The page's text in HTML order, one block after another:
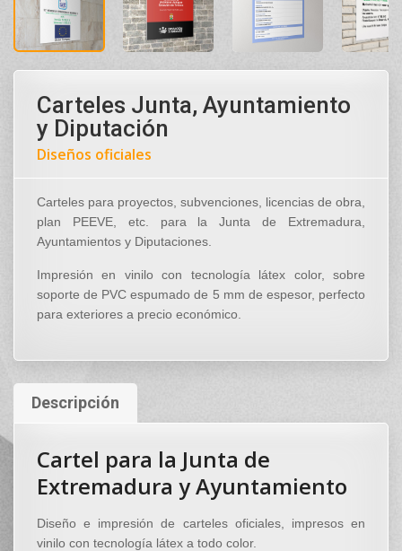
Carteles Junta, Ayuntamiento
y Diputación
Diseños oficiales
Carteles para proyectos, subvenciones, licencias de obra,
plan PEEVE, etc. para la Junta de Extremadura,
Ayuntamientos y Diputaciones.
Impresión en vinilo con tecnología látex color, sobre
soporte de PVC espumado de 5 mm de espesor, perfecto
para exteriores a precio económico.
Descripción
Cartel para la Junta de
Extremadura y Ayuntamiento
Diseño e impresión de carteles oficiales, impresos en
vinilo con tecnología látex a todo color.